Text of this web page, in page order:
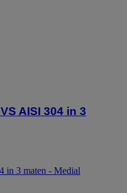
AISI 304 in 3
in 3 maten - Medial